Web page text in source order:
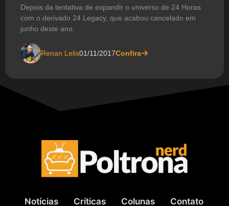
Depois da tentativa de expandir o universo de 24 Horas
com o derivado 24 Legacy, que acabou cancelado em
junho deste ano,
Renan Lelis01/11/2017Confira
Notícias Críticas Colunas Contato